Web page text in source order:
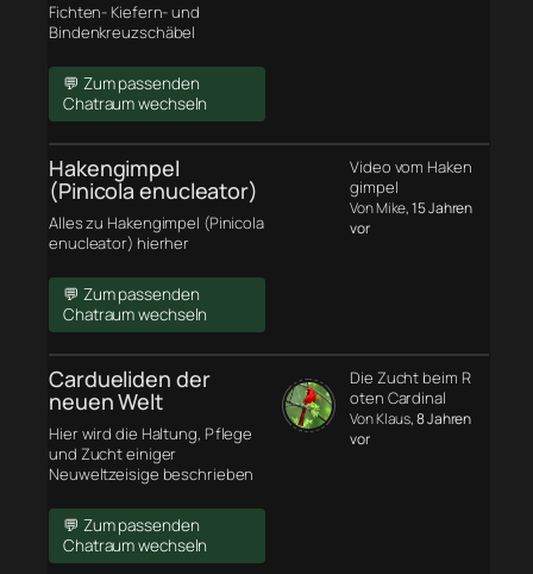
Fichten- Kiefern- und
Bindenkreuzschäbel
💬 Zum passenden
Chatraum wechseln
Hakengimpel
(Pinicola enucleator)
Alles zu Hakengimpel (Pinicola
enucleator) hierher
💬 Zum passenden
Chatraum wechseln
Video vom Haken
gimpel
Von Mike, 15 Jahren
vor
Cardueliden der
neuen Welt
Hier wird die Haltung, Pflege
und Zucht einiger
Neuweltzeisige beschrieben
💬 Zum passenden
Chatraum wechseln
Die Zucht beim R
oten Cardinal
Von Klaus, 8 Jahren
vor